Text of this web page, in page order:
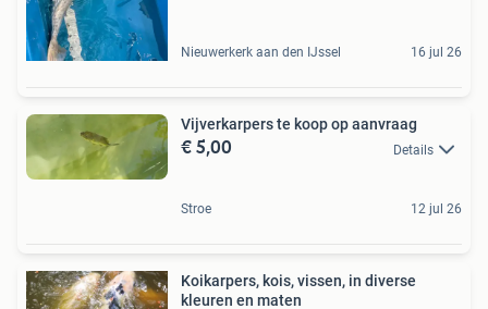
Nieuwerkerk aan den IJssel 16 jul 26
Vijverkarpers te koop op aanvraag
€ 5,00 Details
Stroe 12 jul 26
Koikarpers, kois, vissen, in diverse
kleuren en maten